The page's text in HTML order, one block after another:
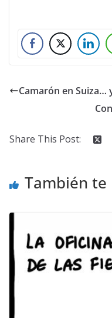
Camarón en Suiza…
Share This Post:
También